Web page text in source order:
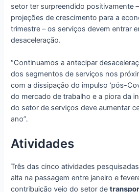
setor ter surpreendido positivamente
projeções de crescimento para a
trimestre – os serviços devem entrar
desaceleração.
“Continuamos a antecipar
dos segmentos de serviços nos
com a dissipação do impulso ‘pós-
do mercado de trabalho e a piora da
do setor de serviços deve aumentar
ano”.
Atividades
Três das cinco atividades
alta na passagem entre janeiro e
contribuição veio do setor de